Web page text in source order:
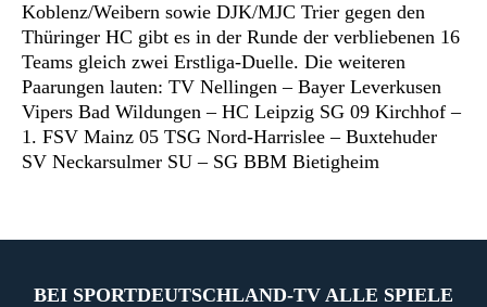
Koblenz/Weibern sowie DJK/MJC Trier gegen den
Thüringer HC gibt es in der Runde der verbliebenen 16
Teams gleich zwei Erstliga-Duelle. Die weiteren
Paarungen lauten: TV Nellingen – Bayer Leverkusen
Vipers Bad Wildungen – HC Leipzig SG 09 Kirchhof –
1. FSV Mainz 05 TSG Nord-Harrislee – Buxtehuder
SV Neckarsulmer SU – SG BBM Bietigheim
BEI SPORTDEUTSCHLAND-TV ALLE SPIELE